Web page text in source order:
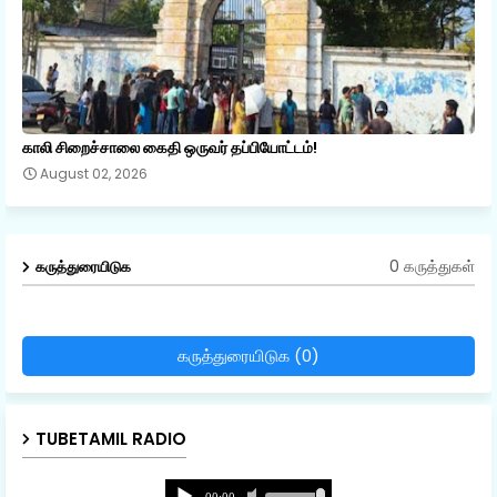
காலி சிறைச்சாலை கைதி ஒருவர் தப்பியோட்டம்!
August 02, 2026
கருத்துரையிடுக 0 கருத்துகள்
கருத்துரையிடுக (0)
TUBETAMIL RADIO